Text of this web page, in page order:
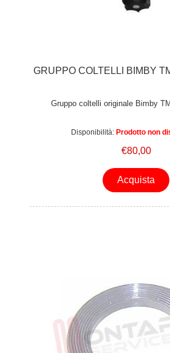
GRUPPO COLTELLI BIMBY
Gruppo coltelli originale Bimby
Disponibilità: Prodotto non
€80,00
Acquista